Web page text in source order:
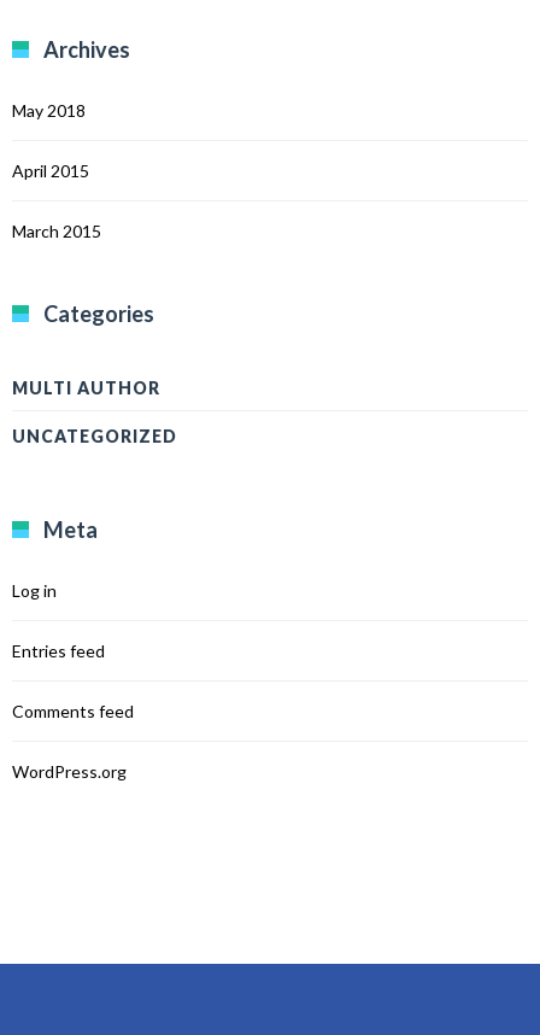
Archives
May 2018
April 2015
March 2015
Categories
MULTI AUTHOR
UNCATEGORIZED
Meta
Log in
Entries feed
Comments feed
WordPress.org